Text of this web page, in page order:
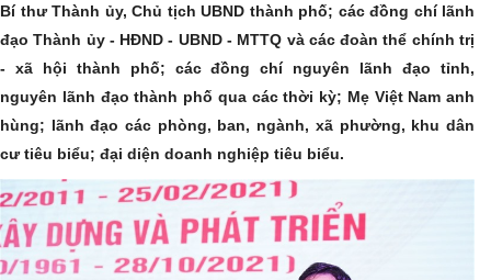
Bí thư Thành ủy, Chủ tịch UBND thành phố; các đồng chí lãnh
đạo Thành ủy - HĐND - UBND - MTTQ và các đoàn thể chính trị
- xã hội thành phố; các đồng chí nguyên lãnh đạo tỉnh,
nguyên lãnh đạo thành phố qua các thời kỳ; Mẹ Việt Nam anh
hùng; lãnh đạo các phòng, ban, ngành, xã phường, khu dân
cư tiêu biểu; đại diện doanh nghiệp tiêu biểu.